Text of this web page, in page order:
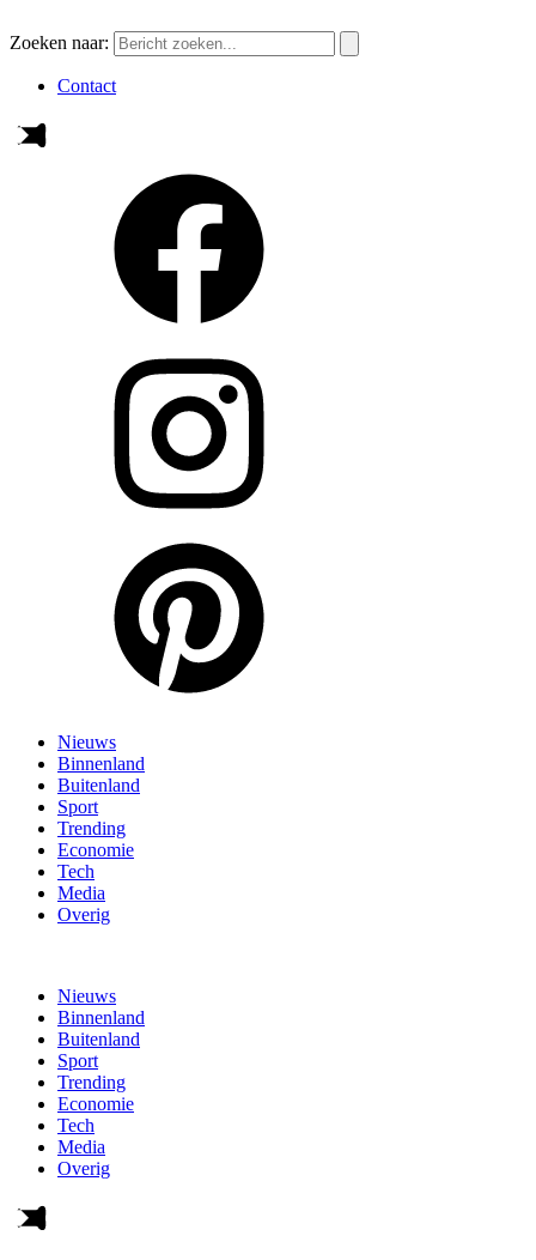
Zoeken naar:
Contact
Nieuws
Binnenland
Buitenland
Sport
Trending
Economie
Tech
Media
Overig
Nieuws
Binnenland
Buitenland
Sport
Trending
Economie
Tech
Media
Overig